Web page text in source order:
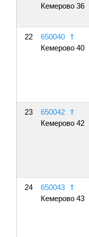
Кемерово 36
22 650040
⇑
Кемерово 40
23 650042
⇑
Кемерово 42
24 650043
⇑
Кемерово 43